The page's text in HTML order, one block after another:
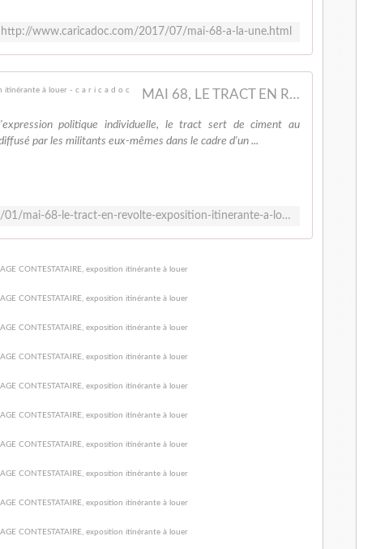
http://www.caricadoc.com/2017/07/mai-68-a-la-une.html
MAI 68, LE TRACT EN RÉVOLTE, exposition itinérante à louer - c a r i c a d o c
politique individuelle, le tract sert de ciment au
par les militants eux-mêmes dans le cadre d'un ...
http://www.caricadoc.com/2018/01/mai-68-le-tract-en-revolte-exposition-itinerante-a-louer.html